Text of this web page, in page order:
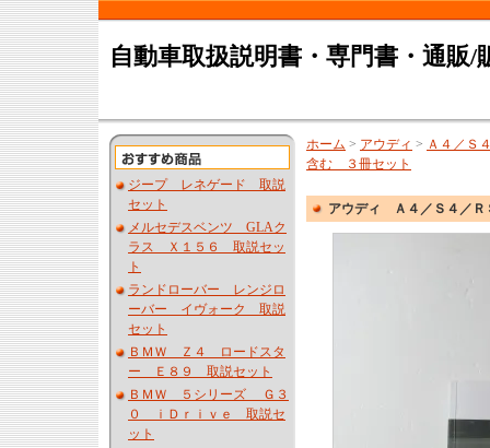
自動車取扱説明書・専門書・通販/
ジープ レネゲード 取説
セット
メルセデスベンツ GLAク
ラス Ｘ１５６ 取説セッ
ト
ランドローバー レンジロ
ーバー イヴォーク 取説
セット
ＢＭＷ Ｚ４ ロードスタ
ー Ｅ８９ 取説セット
ＢＭＷ ５シリーズ Ｇ３
０ ｉＤｒｉｖｅ 取説セ
ット
ホーム > アウディ > Ａ４／Ｓ
含む ３冊セット
アウディ Ａ４／Ｓ４／